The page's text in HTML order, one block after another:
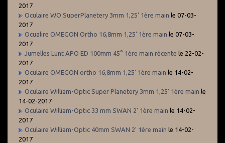
2017
Oculaire WO SuperPlanetery 3mm 1,25' 1ère main le 07-03-
2017
Ocualire OMEGON Ortho 16,8mm 1,25' 1ère main le 07-03-
2017
Jumelles Lunt APO ED 100mm 45° 1ère main récente le 22-02-
2017
Oculaire OMEGON ortho 16,8mm 1,25' 1ère main le 14-02-
2017
Oculaire William-Optic Super Planetery 3mm 1,25' 1ère main le
14-02-2017
Oculaire William-Optic 33 mm SWAN 2' 1ère main le 14-02-
2017
Oculaire William-Optic 40mm SWAN 2' 1ère main le 14-02-
2017